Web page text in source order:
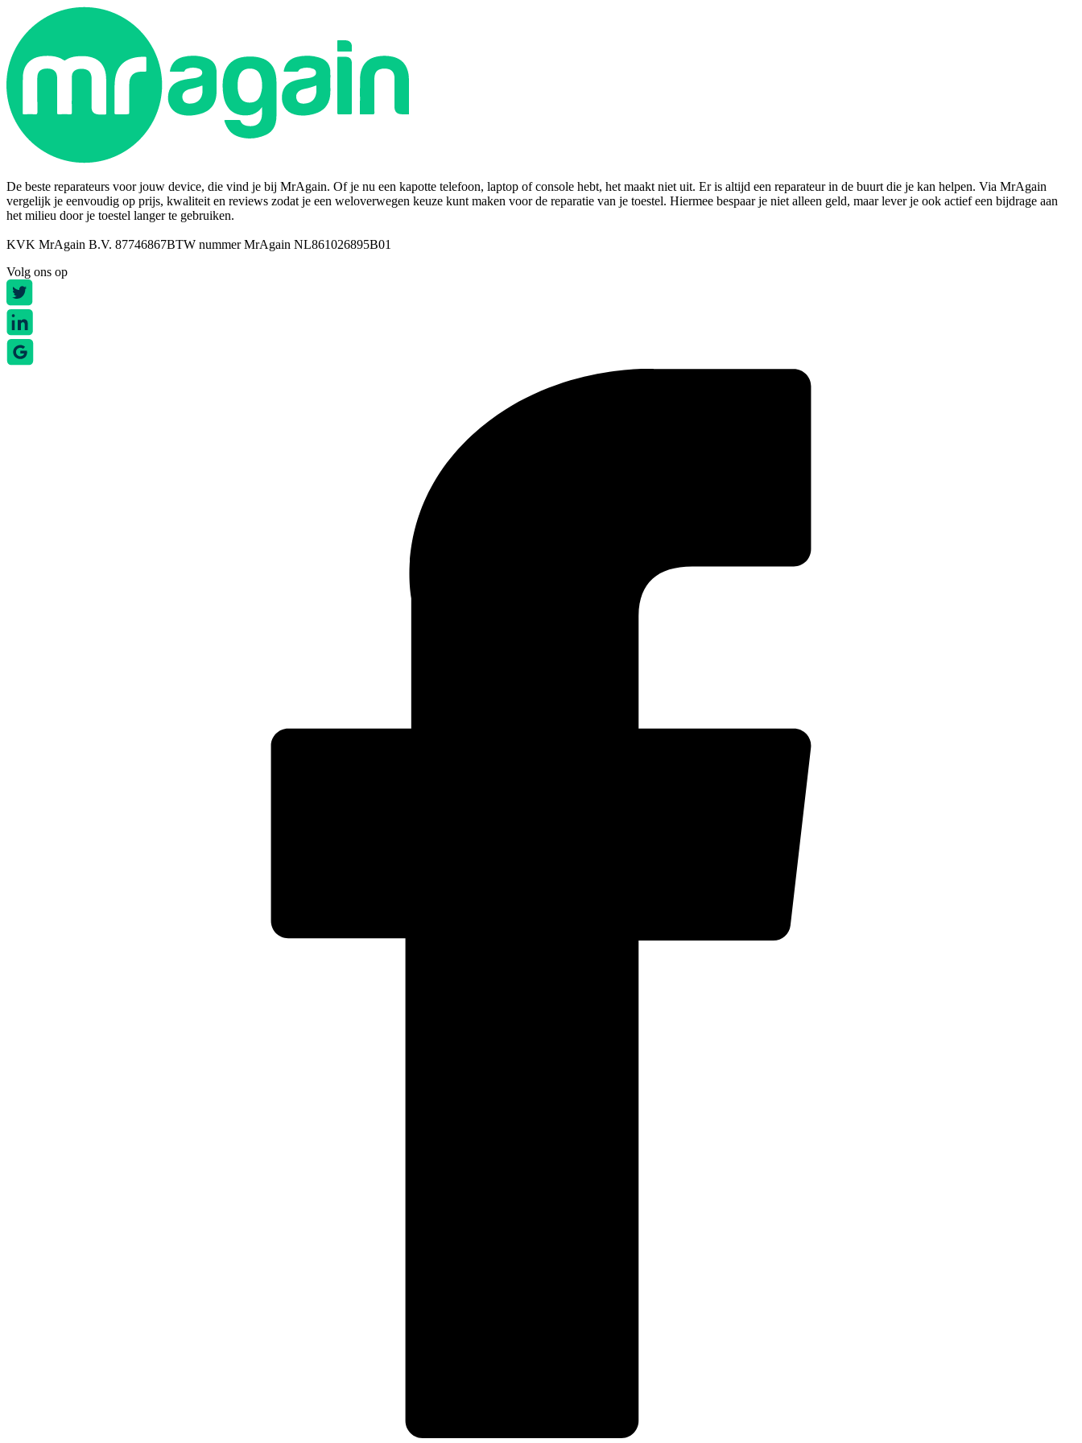
De beste reparateurs voor jouw device, die vind je bij MrAgain. Of je nu een kapotte telefoon, laptop of console hebt, het maakt niet uit. Er is altijd een reparateur in de buurt die je kan helpen. Via MrAgain
vergelijk je eenvoudig op prijs, kwaliteit en reviews zodat je een weloverwegen keuze kunt maken voor de reparatie van je toestel. Hiermee bespaar je niet alleen geld, maar lever je ook actief een bijdrage aan
het milieu door je toestel langer te gebruiken.
KVK MrAgain B.V. 87746867BTW nummer MrAgain NL861026895B01
Volg ons op